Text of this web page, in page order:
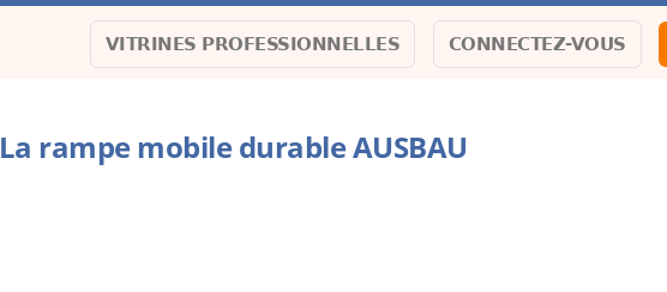
VITRINES PROFESSIONNELLES CONNECTEZ-VOUS
La rampe mobile durable AUSBAU